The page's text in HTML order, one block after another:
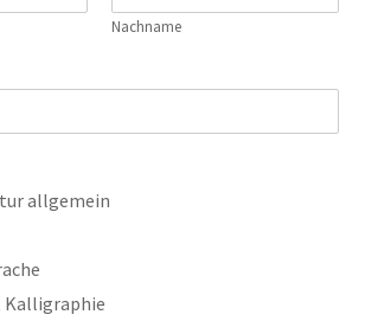
Nachname
allgemein
Kalligraphie